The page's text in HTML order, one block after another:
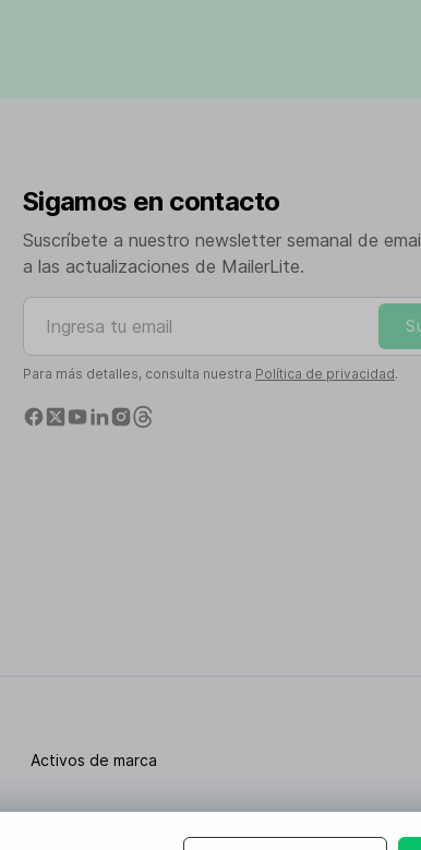
Sigamos en contacto
Suscríbete a nuestro newsletter semanal de
a las actualizaciones de MailerLite.
Ingresa tu email
Para más detalles, consulta nuestra Política de privacidad.
Activos de marca